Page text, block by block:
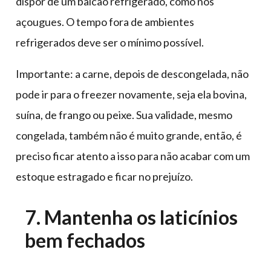
açougues. O tempo fora de ambientes
refrigerados deve ser o mínimo possível.
Importante: a carne, depois de descongelada, não
pode ir para o freezer novamente, seja ela bovina,
suína, de frango ou peixe. Sua validade, mesmo
congelada, também não é muito grande, então, é
preciso ficar atento a isso para não acabar com um
estoque estragado e ficar no prejuízo.
7. Mantenha os laticínios
bem fechados